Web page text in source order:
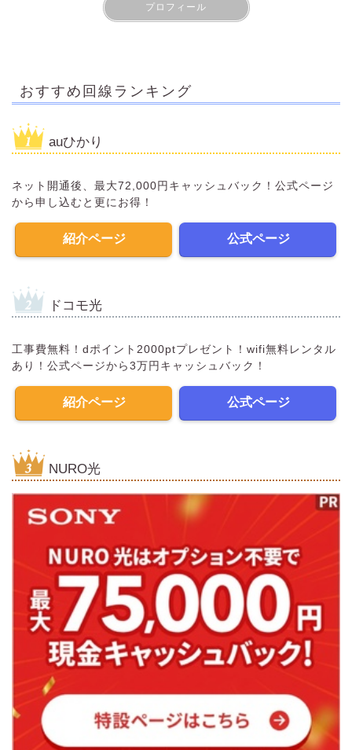
プロフィール
おすすめ回線ランキング
auひかり
ネット開通後、最大72,000円キャッシュバック！公式ページ
から申し込むと更にお得！
紹介ページ 公式ページ
ドコモ光
工事費無料！dポイント2000ptプレゼント！wifi無料レンタル
あり！公式ページから3万円キャッシュバック！
紹介ページ 公式ページ
NURO光